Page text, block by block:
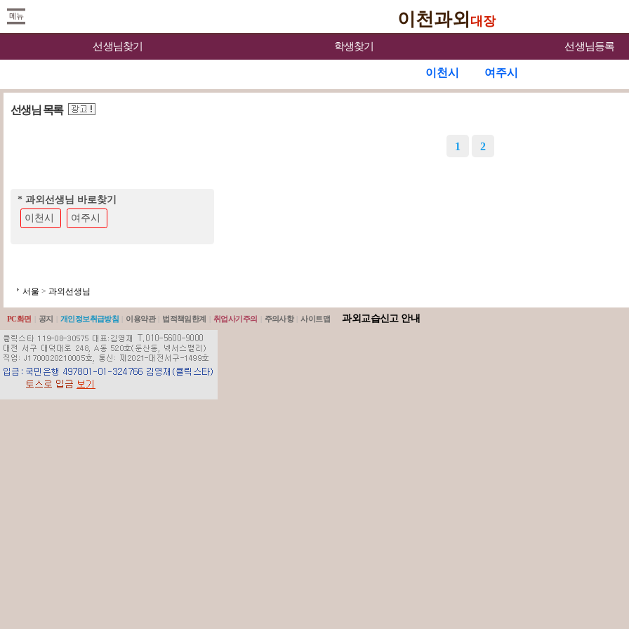
이천과외 대장
선생님찾기 학생찾기 선생님등록
이천시 여주시
선생님 목록
1 2
* 과외선생님 바로찾기
이천시
여주시
서울 > 과외선생님
PC화면 공지 개인정보취급방침 이용약관 법적책임한계 취업사기주의 주의사항 사이트맵 과외교습신고 안내